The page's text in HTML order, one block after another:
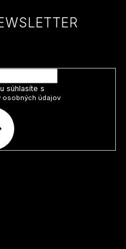
súhlasíte s
osobných údajov